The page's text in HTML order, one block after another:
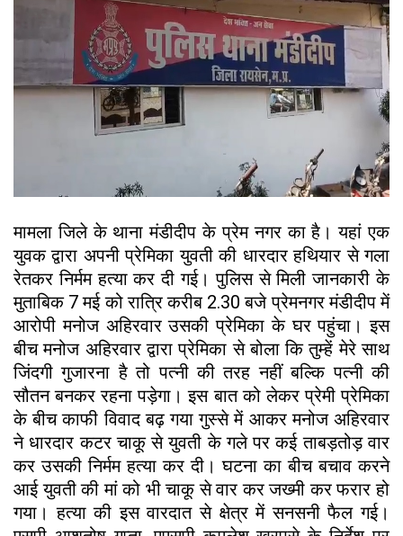
मामला जिले के थाना मंडीदीप के प्रेम नगर का है। यहां एक
युवक द्वारा अपनी प्रेमिका युवती की धारदार हथियार से गला
रेतकर निर्मम हत्या कर दी गई। पुलिस से मिली जानकारी के
मुताबिक 7 मई को रात्रि करीब 2.30 बजे प्रेमनगर मंडीदीप में
आरोपी मनोज अहिरवार उसकी प्रेमिका के घर पहुंचा। इस
बीच मनोज अहिरवार द्वारा प्रेमिका से बोला कि तुम्हें मेरे साथ
जिंदगी गुजारना है तो पत्नी की तरह नहीं बल्कि पत्नी की
सौतन बनकर रहना पड़ेगा। इस बात को लेकर प्रेमी प्रेमिका
के बीच काफी विवाद बढ़ गया गुस्से में आकर मनोज अहिरवार
ने धारदार कटर चाकू से युवती के गले पर कई ताबड़तोड़ वार
कर उसकी निर्मम हत्या कर दी। घटना का बीच बचाव करने
आई युवती की मां को भी चाकू से वार कर जख्मी कर फरार हो
गया। हत्या की इस वारदात से क्षेत्र में सनसनी फैल गई।